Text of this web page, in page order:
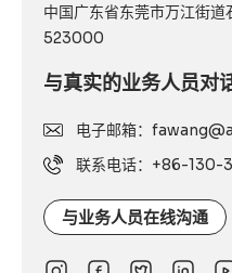
中国广东省东莞市万江街道
523000
与真实的业务人员对
电子邮箱：
联系电话：+86-
与业务人员在线沟通